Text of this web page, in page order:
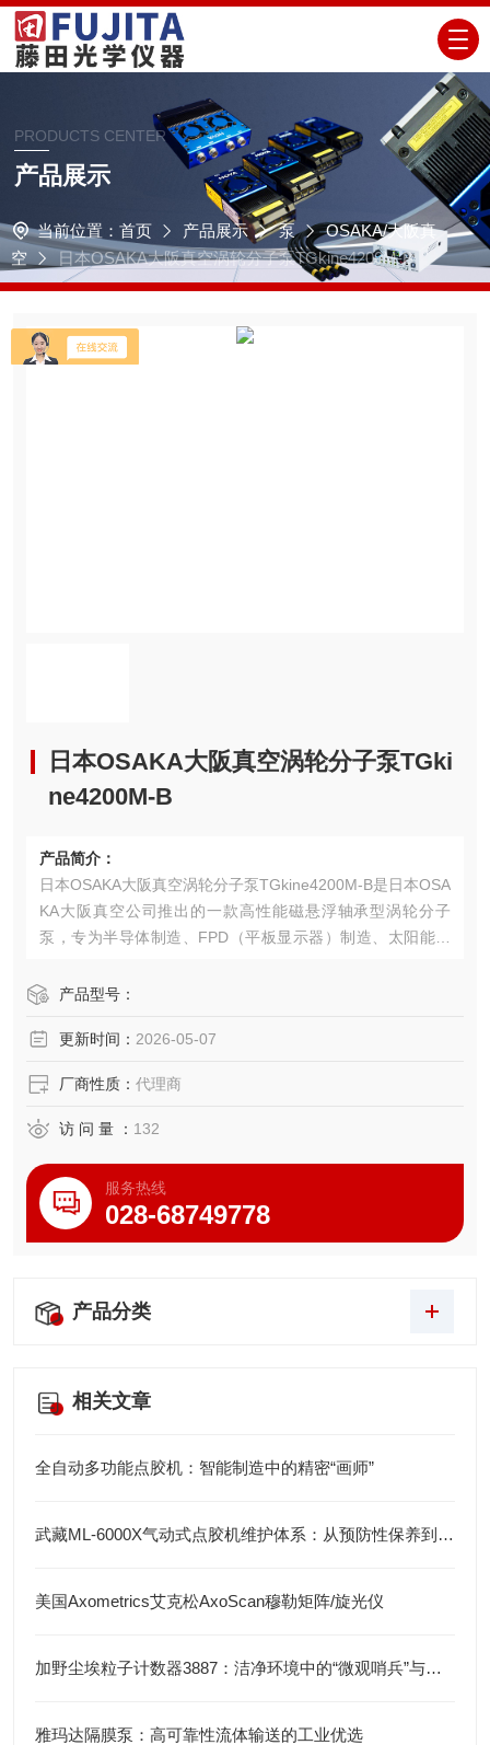
PRODUCTS CENTER
产品展示
当前位置： 首页 产品展示 泵
OSAKA/大阪真
空
日本OSAKA大阪真空涡轮分子泵TGkine4200M-B
日本OSAKA大阪真空涡轮分子泵TGki
ne4200M-B
产品简介：
日本OSAKA大阪真空涡轮分子泵TGkine4200M-B是日本OSA
KA大阪真空公司推出的一款高性能磁悬浮轴承型涡轮分子
泵，专为半导体制造、FPD（平板显示器）制造、太阳能电
产品型号：
更新时间： 2026-05-07
厂商性质： 代理商
访 问 量 ： 132
服务热线
028-68749778
产品分类
相关文章
全自动多功能点胶机：智能制造中的精密“画师”
武藏ML-6000X气动式点胶机维护体系：从预防性保养到智能运维
美国Axometrics艾克松AxoScan穆勒矩阵/旋光仪
加野尘埃粒子计数器3887：洁净环境中的“微观哨兵”与洁净度“审计官”
雅玛达隔膜泵：高可靠性流体输送的工业优选